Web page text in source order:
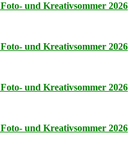
Foto- und Kreativsommer 2026
Foto- und Kreativsommer 2026
Foto- und Kreativsommer 2026
Foto- und Kreativsommer 2026